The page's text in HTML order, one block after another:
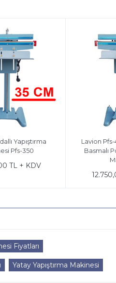
Yapıştırma
Pfs-350
TL + KDV
Lavion
Basmalı
Fiyatları
Yatay Yapıştırma Makinesi